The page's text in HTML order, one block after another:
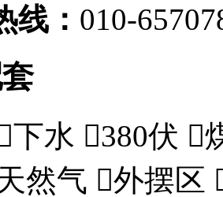
线： 010-
下水 380伏 
然气 外摆区